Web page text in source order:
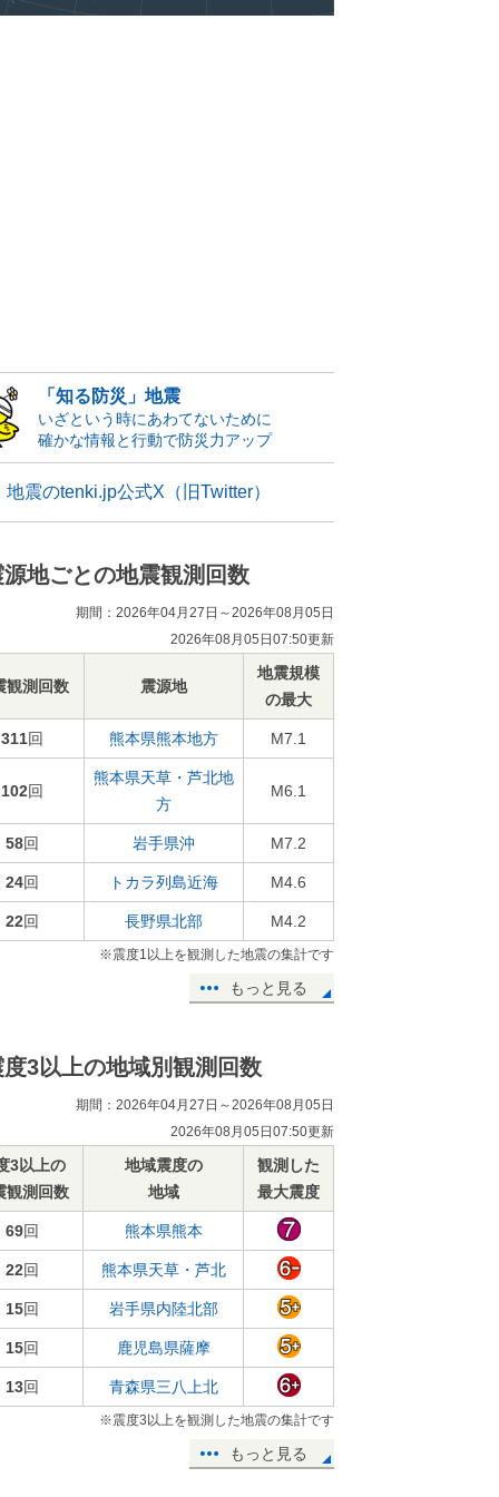
「知る防災」地震
いざという時にあわてないために
確かな情報と行動で防災力アップ
地震のtenki.jp公式X（旧Twitter）
源地ごとの地震観測回数
期間：2026年04月27日～2026年08月05日
2026年08月05日07:50更新
観測回数 震源地
地震規模
の最大
311回 熊本県熊本地方 M7.1
102回
熊本県天草・芦北地
方
M6.1
58回 岩手県沖 M7.2
24回 トカラ列島近海 M4.6
22回 長野県北部 M4.2
※震度1以上を観測した地震の集計です
もっと見る
度3以上の地域別観測回数
期間：2026年04月27日～2026年08月05日
2026年08月05日07:50更新
3以上の
観測回数
地域震度の
地域
観測した
最大震度
69回 熊本県熊本
22回 熊本県天草・芦北
15回 岩手県内陸北部
15回 鹿児島県薩摩
13回 青森県三八上北
※震度3以上を観測した地震の集計です
もっと見る